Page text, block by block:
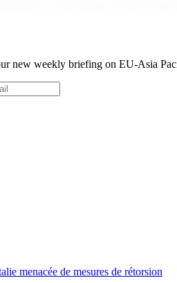
new weekly briefing on EU-Asia
menacée de mesures de rétorsion